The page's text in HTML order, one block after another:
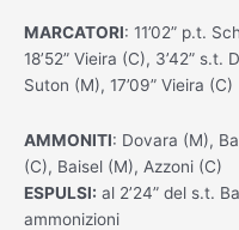
MARCATORI: 11’02” p.t.
18’52” Vieira (C), 3’42” s.t.
Suton (M), 17’09” Vieira (C)
AMMONITI: Dovara (M),
(C), Baisel (M), Azzoni (C)
ESPULSI: al 2’24” del s.t.
ammonizioni